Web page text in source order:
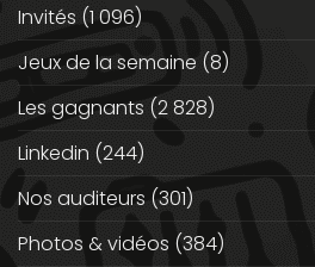
Invités (1 096)
Jeux de la semaine (8)
Les gagnants (2 828)
Linkedin (244)
Nos auditeurs (301)
Photos & vidéos (384)